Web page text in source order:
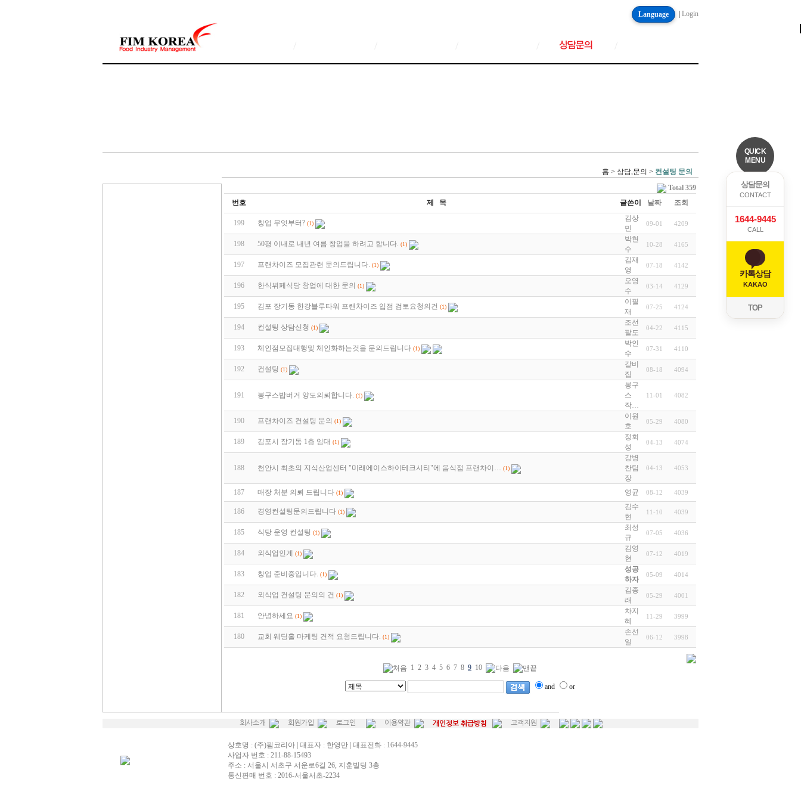
QUICK
MENU
상담문의
CONTACT
1644-9445
CALL
카톡상담
KAKAO
TOP
Language | Login
홈 > 상담,문의 > 컨설팅 문의
Total 359
번호
제 목 글쓴이 날짜 조회
199 창업 무엇부터? (1)
김상
민
09-01 4209
198 50평 이내로 내년 여름 창업을 하려고 합니다. (1)
박현
수
10-28 4165
197 프랜차이즈 모집관련 문의드립니다. (1)
김재
영
07-18 4142
196 한식뷔페식당 창업에 대한 문의 (1)
오영
수
03-14 4129
195 김포 장기동 한강블루타워 프랜차이즈 입점 검토요청의건 (1)
이필
재
07-25 4124
194 컨설팅 상담신청 (1)
조선
팔도
04-22 4115
193 체인점모집대행및 체인화하는것을 문의드립니다 (1)
박인
수
07-31 4110
192 컨설팅 (1)
갈비
집
08-18 4094
191 봉구스밥버거 양도의뢰합니다. (1)
봉구
스
작…
11-01 4082
190 프랜차이즈 컨설팅 문의 (1)
이원
호
05-29 4080
189 김포시 장기동 1층 임대 (1)
정회
성
04-13 4074
188 천안시 최초의 지식산업센터 "미래에이스하이테크시티"에 음식점 프랜차이… (1)
강병
찬팀
장
04-13 4053
187 매장 처분 의뢰 드립니다 (1) 영균 08-12 4039
186 경영컨설팅문의드립니다 (1)
김수
현
11-10 4039
185 식당 운영 컨설팅 (1)
최성
규
07-05 4036
184 외식업인계 (1)
김영
현
07-12 4019
183 창업 준비중입니다. (1)
성공
하자
05-09 4014
182 외식업 컨설팅 문의의 건 (1)
김종
래
05-29 4001
181 안녕하세요 (1)
차지
혜
11-29 3999
180 교회 웨딩홀 마케팅 견적 요청드립니다. (1)
손선
일
06-12 3998
1 2 3 4 5 6 7 8 9 10
and or
회사소개 회원가입 로그인 이용약관 개인정보 취급방침 고객지원
상호명 : (주)핌코리아 | 대표자 : 한영만 | 대표전화 : 1644-9445
사업자 번호 : 211-88-15493
주소 : 서울시 서초구 서운로6길 26, 지훈빌딩 3층
통신판매 번호 : 2016-서울서초-2234